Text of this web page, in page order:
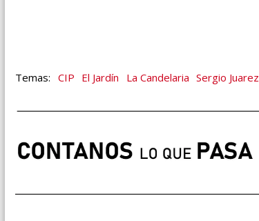
CIP El Jardín La Candelaria Sergio Juarez